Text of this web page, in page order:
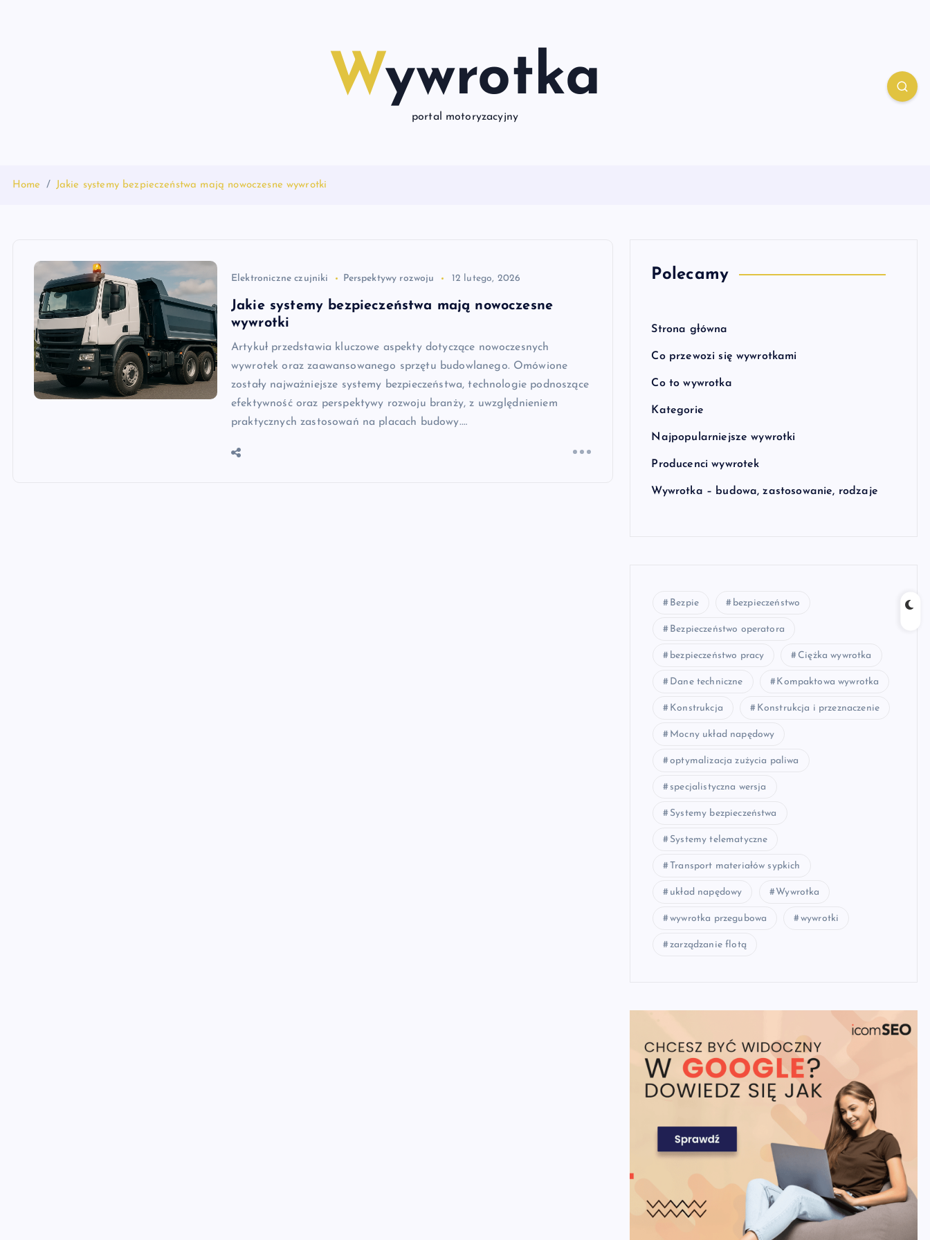
Wywrotka
portal motoryzacyjny
Home Jakie systemy bezpieczeństwa mają nowoczesne wywrotki
Elektroniczne czujniki Perspektywy rozwoju 12 lutego, 2026
Jakie systemy bezpieczeństwa mają nowoczesne
wywrotki
Artykuł przedstawia kluczowe aspekty dotyczące nowoczesnych
wywrotek oraz zaawansowanego sprzętu budowlanego. Omówione
zostały najważniejsze systemy bezpieczeństwa, technologie podnoszące
efektywność oraz perspektywy rozwoju branży, z uwzględnieniem
praktycznych zastosowań na placach budowy.…
Polecamy
Strona główna
Co przewozi się wywrotkami
Co to wywrotka
Kategorie
Najpopularniejsze wywrotki
Producenci wywrotek
Wywrotka – budowa, zastosowanie, rodzaje
Bezpie bezpieczeństwo
Bezpieczeństwo operatora
bezpieczeństwo pracy Ciężka wywrotka
Dane techniczne Kompaktowa wywrotka
Konstrukcja Konstrukcja i przeznaczenie
Mocny układ napędowy
optymalizacja zużycia paliwa
specjalistyczna wersja
Systemy bezpieczeństwa
Systemy telematyczne
Transport materiałów sypkich
układ napędowy Wywrotka
wywrotka przegubowa wywrotki
zarządzanie flotą